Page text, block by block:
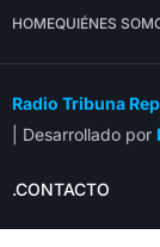
HOMEQUIÉNES
Radio Tribuna
| Desarrollado por
.CONTACTO